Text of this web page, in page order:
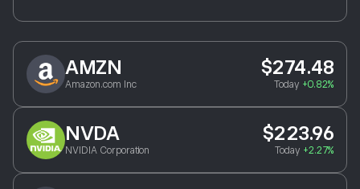
AMZN
Amazon.com Inc
$274.48
Today +0.82%
NVDA
NVIDIA Corporation
$223.96
Today +2.27%